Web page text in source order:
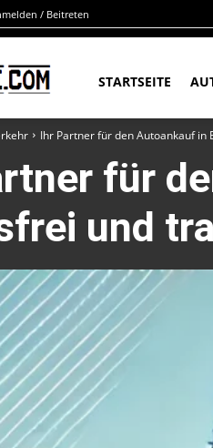
/ Beitreten
STARTSEITE
Ihr Partner für den Autoankauf
für
und